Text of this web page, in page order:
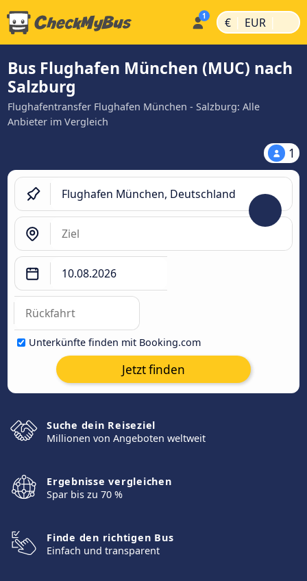
€ | EUR |
Bus Flughafen München (MUC) nach
Salzburg
Flughafentransfer Flughafen München - Salzburg: Alle
Anbieter im Vergleich
1
Unterkünfte finden mit Booking.com
Jetzt finden
Suche dein Reiseziel
Millionen von Angeboten weltweit
Ergebnisse vergleichen
Spar bis zu 70 %
Finde den richtigen Bus
Einfach und transparent